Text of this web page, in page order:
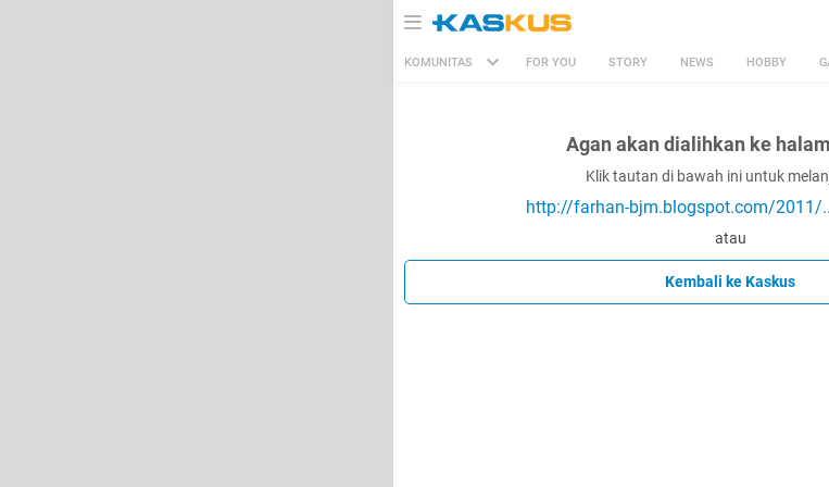
KOMUNITAS FOR YOU STORY NEWS HOBBY
Agan akan dialihkan ke
Klik tautan di bawah ini untuk
http://farhan-bjm.blogspot.com/2011/
atau
Kembali ke Kaskus